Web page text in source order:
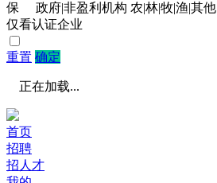
保
政府|非盈利机构 农|林|牧|渔|其他
仅看认证企业
重置 确定
正在加载...
首页
招聘
招人才